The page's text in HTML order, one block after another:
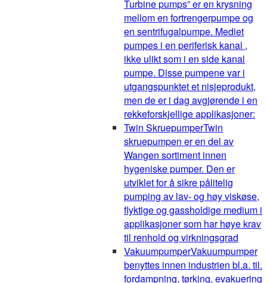
Turbine pumps” er en krysning
mellom en fortrengerpumpe og
en sentrifugalpumpe. Mediet
pumpes i en periferisk kanal ,
ikke ulikt som i en side kanal
pumpe. Disse pumpene var i
utgangspunktet et nisjeprodukt,
men de er i dag avgjørende i en
rekkeforskjellige applikasjoner:
Twin SkruepumperTwin
skruepumpen er en del av
Wangen sortiment innen
hygeniske pumper. Den er
utviklet for å sikre pålitelig
pumping av lav- og høy viskøse,
flyktige og gassholdige medium i
applikasjoner som har høye krav
til renhold og virkningsgrad
VakuumpumperVakuumpumper
benyttes innen industrien bl.a. til.
fordampning, tørking, evakuering